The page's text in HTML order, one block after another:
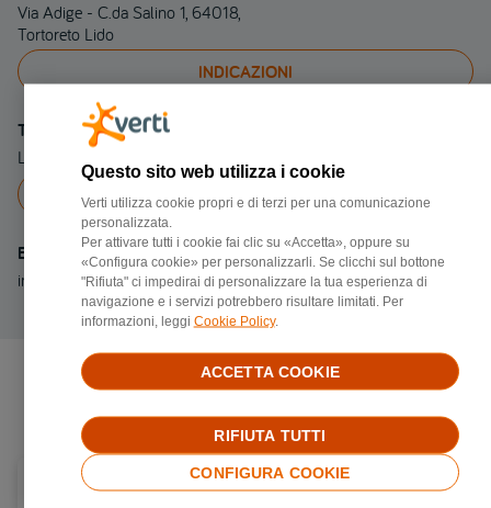
Via Adige - C.da Salino 1, 64018,
Tortoreto Lido
INDICAZIONI
Telefono
Linea fissa 0861781451
Chiama a 0861781451
Email
info@carrozzeriamerlino.com
Carrozzerie convenzionata Verti in provincia di
Questo sito web utilizza i cookie
Verti utilizza cookie propri e di terzi per una comunicazione
personalizzata.
Per attivare tutti i cookie fai clic su «Accetta», oppure su
«Configura cookie» per personalizzarli. Se clicchi sul bottone
"Rifiuta" ci impedirai di personalizzare la tua esperienza di
navigazione e i servizi potrebbero risultare limitati. Per
informazioni, leggi Cookie Policy.
CONFIGURA COOKIE
RIFIUTA TUTTI
ACCETTA COOKIE